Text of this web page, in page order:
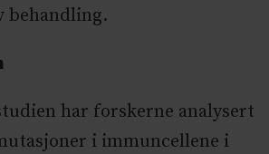
behandling.
har forskerne analysert
i immuncellene i